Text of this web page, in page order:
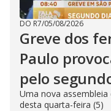
DO R7/05/08/2026
Greve dos
Paulo
pelo
Uma nova
desta quarta-feira (5)